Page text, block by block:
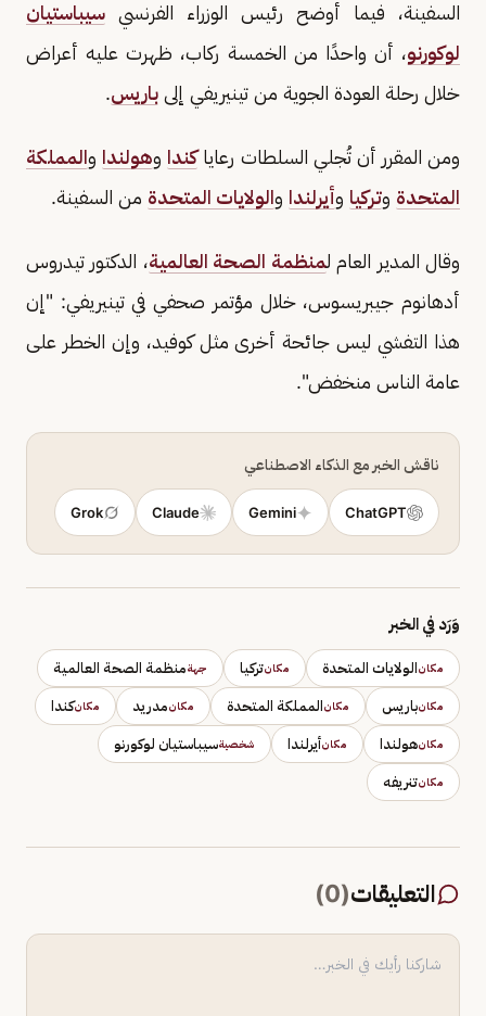
السفينة، فيما أوضح رئيس الوزراء الفرنسي سيباستيان
لوكورنو، أن واحدًا من الخمسة ركاب، ظهرت عليه أعراض
خلال رحلة العودة الجوية من تينيريفي إلى باريس.
ومن المقرر أن تُجلي السلطات رعاياكندا وهولندا والمملكة
المتحدة وتركيا وأيرلندا والولايات المتحدة من السفينة.
وقال المدير العام لمنظمة الصحة العالمية، الدكتور تيدروس
أدهانوم جيبريسوس، خلال مؤتمر صحفي في تينيريفي: "إن
هذا التفشي ليس جائحة أخرى مثل كوفيد، وإن الخطر على
عامة الناس منخفض".
ناقش الخبر مع الذكاء الاصطناعي
ChatGPT
Gemini
Claude
Grok
وَرَد في الخبر
مكانالولايات المتحدة مكانتركيا جهةمنظمة الصحة العالمية
مكانباريس مكانالمملكة المتحدة مكانمدريد مكانكندا
مكانهولندا مكانأيرلندا شخصيةسيباستيان لوكورنو
مكانتنريفه
التعليقات(
0
)